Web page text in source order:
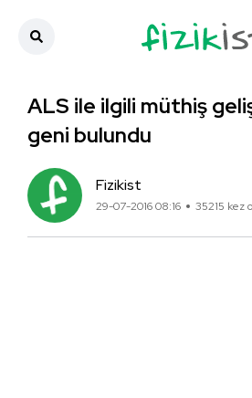
ALS ile ilgili müthiş
geni bulundu
Fizikist
29-07-2016 08:16 35215 kez